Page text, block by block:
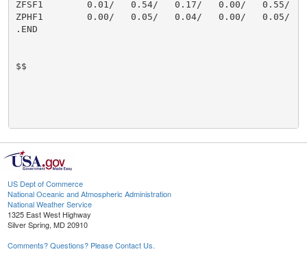
US Dept of Commerce
National Oceanic and Atmospheric Administration
National Weather Service
1325 East West Highway
Silver Spring, MD 20910
Comments? Questions? Please Contact Us.